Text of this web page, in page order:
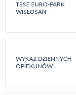
TSSE EURO-PARK
WISŁOSAN
WYKAZ DZIENNYCH
OPIEKUNÓW